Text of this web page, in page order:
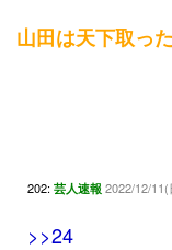
山田は天下取っ
202: 芸人速報 2022/12/
>>24